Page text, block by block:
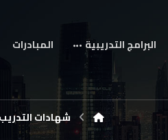
البرامج التدريبية المبادرات
شهادات التدريب